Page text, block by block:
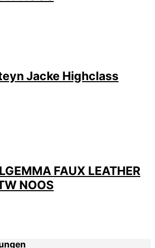
Jacke Highclass
FAUX LEATHER
NOOS